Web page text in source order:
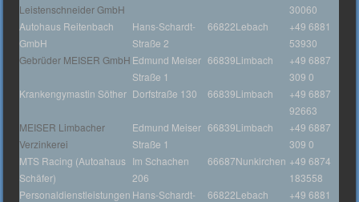
Leistenschneider GmbH
30060
Autohaus Reitenbach
GmbH
Hans-Schardt-
Straße 2
66822Lebach
+49 6881
53930
Gebrüder MEISER GmbH Edmund Meiser
Straße 1
66839Limbach
+49 6887
309 0
Krankengymastin Söther Dorfstraße 130 66839Limbach
+49 6887
92663
MEISER Limbacher
Verzinkerei
Edmund Meiser
Straße 1
66839Limbach
+49 6887
309 0
MTS Racing (Autoahaus
Schäfer)
Im Schachen
206
66687Nunkirchen +49 6874
183558
Personaldienstleistungen Hans-Schardt-
66822Lebach
+49 6881